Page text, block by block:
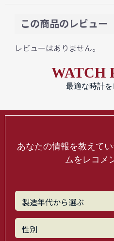
この商品のレビュー
レビューはありません。
WATCH
最適な時計
あなたの情報を教えて
ムをレコメ